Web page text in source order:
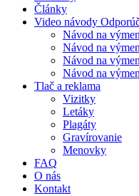
Články
Video návody
Návod na
Návod na
Návod na
Návod na
Tlač a reklama
Vizitky
Letáky
Plagáty
Gravírovanie
Menovky
FAQ
O nás
Kontakt